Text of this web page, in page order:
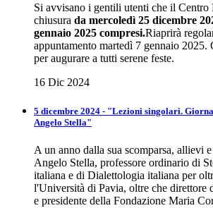
Si avvisano i gentili utenti che il Centro
chiusura da mercoledì 25 dicembre
gennaio 2025 compresi.Riaprirà
appuntamento martedì 7 gennaio 2025.
per augurare a tutti serene feste.
16 Dic 2024
5 dicembre 2024 - "Lezioni singolari.
Angelo Stella"
A un anno dalla sua scomparsa, allievi
Angelo Stella, professore ordinario di
italiana e di Dialettologia italiana per
l'Università di Pavia, oltre che direttore
e presidente della Fondazione Maria